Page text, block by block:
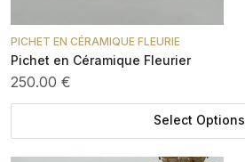
PICHET EN CÉRAMIQUE FLEURIE
Pichet en Céramique Fleurier
250.00 €
Select Options